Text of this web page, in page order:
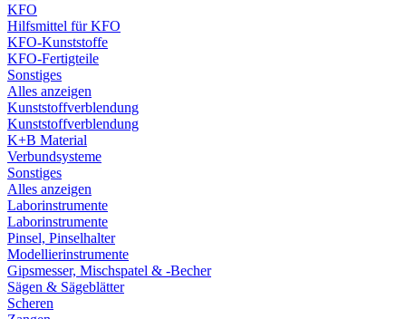
KFO
Hilfsmittel für KFO
KFO-Kunststoffe
KFO-Fertigteile
Sonstiges
Alles anzeigen
Kunststoffverblendung
Kunststoffverblendung
K+B Material
Verbundsysteme
Sonstiges
Alles anzeigen
Laborinstrumente
Laborinstrumente
Pinsel, Pinselhalter
Modellierinstrumente
Gipsmesser, Mischspatel & -Becher
Sägen & Sägeblätter
Scheren